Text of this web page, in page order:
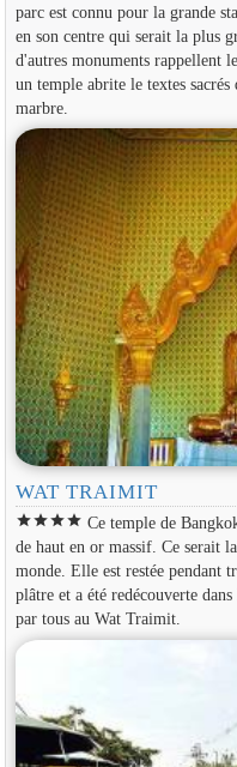
parc est connu pour la grande
en son centre qui serait la plus
d'autres monuments rappellent
un temple abrite le textes
marbre.
WAT TRAIMIT
starstarstarstar Ce temple de
de haut en or massif. Ce serait
monde. Elle est restée pendant
plâtre et a été redécouverte
par tous au Wat Traimit.